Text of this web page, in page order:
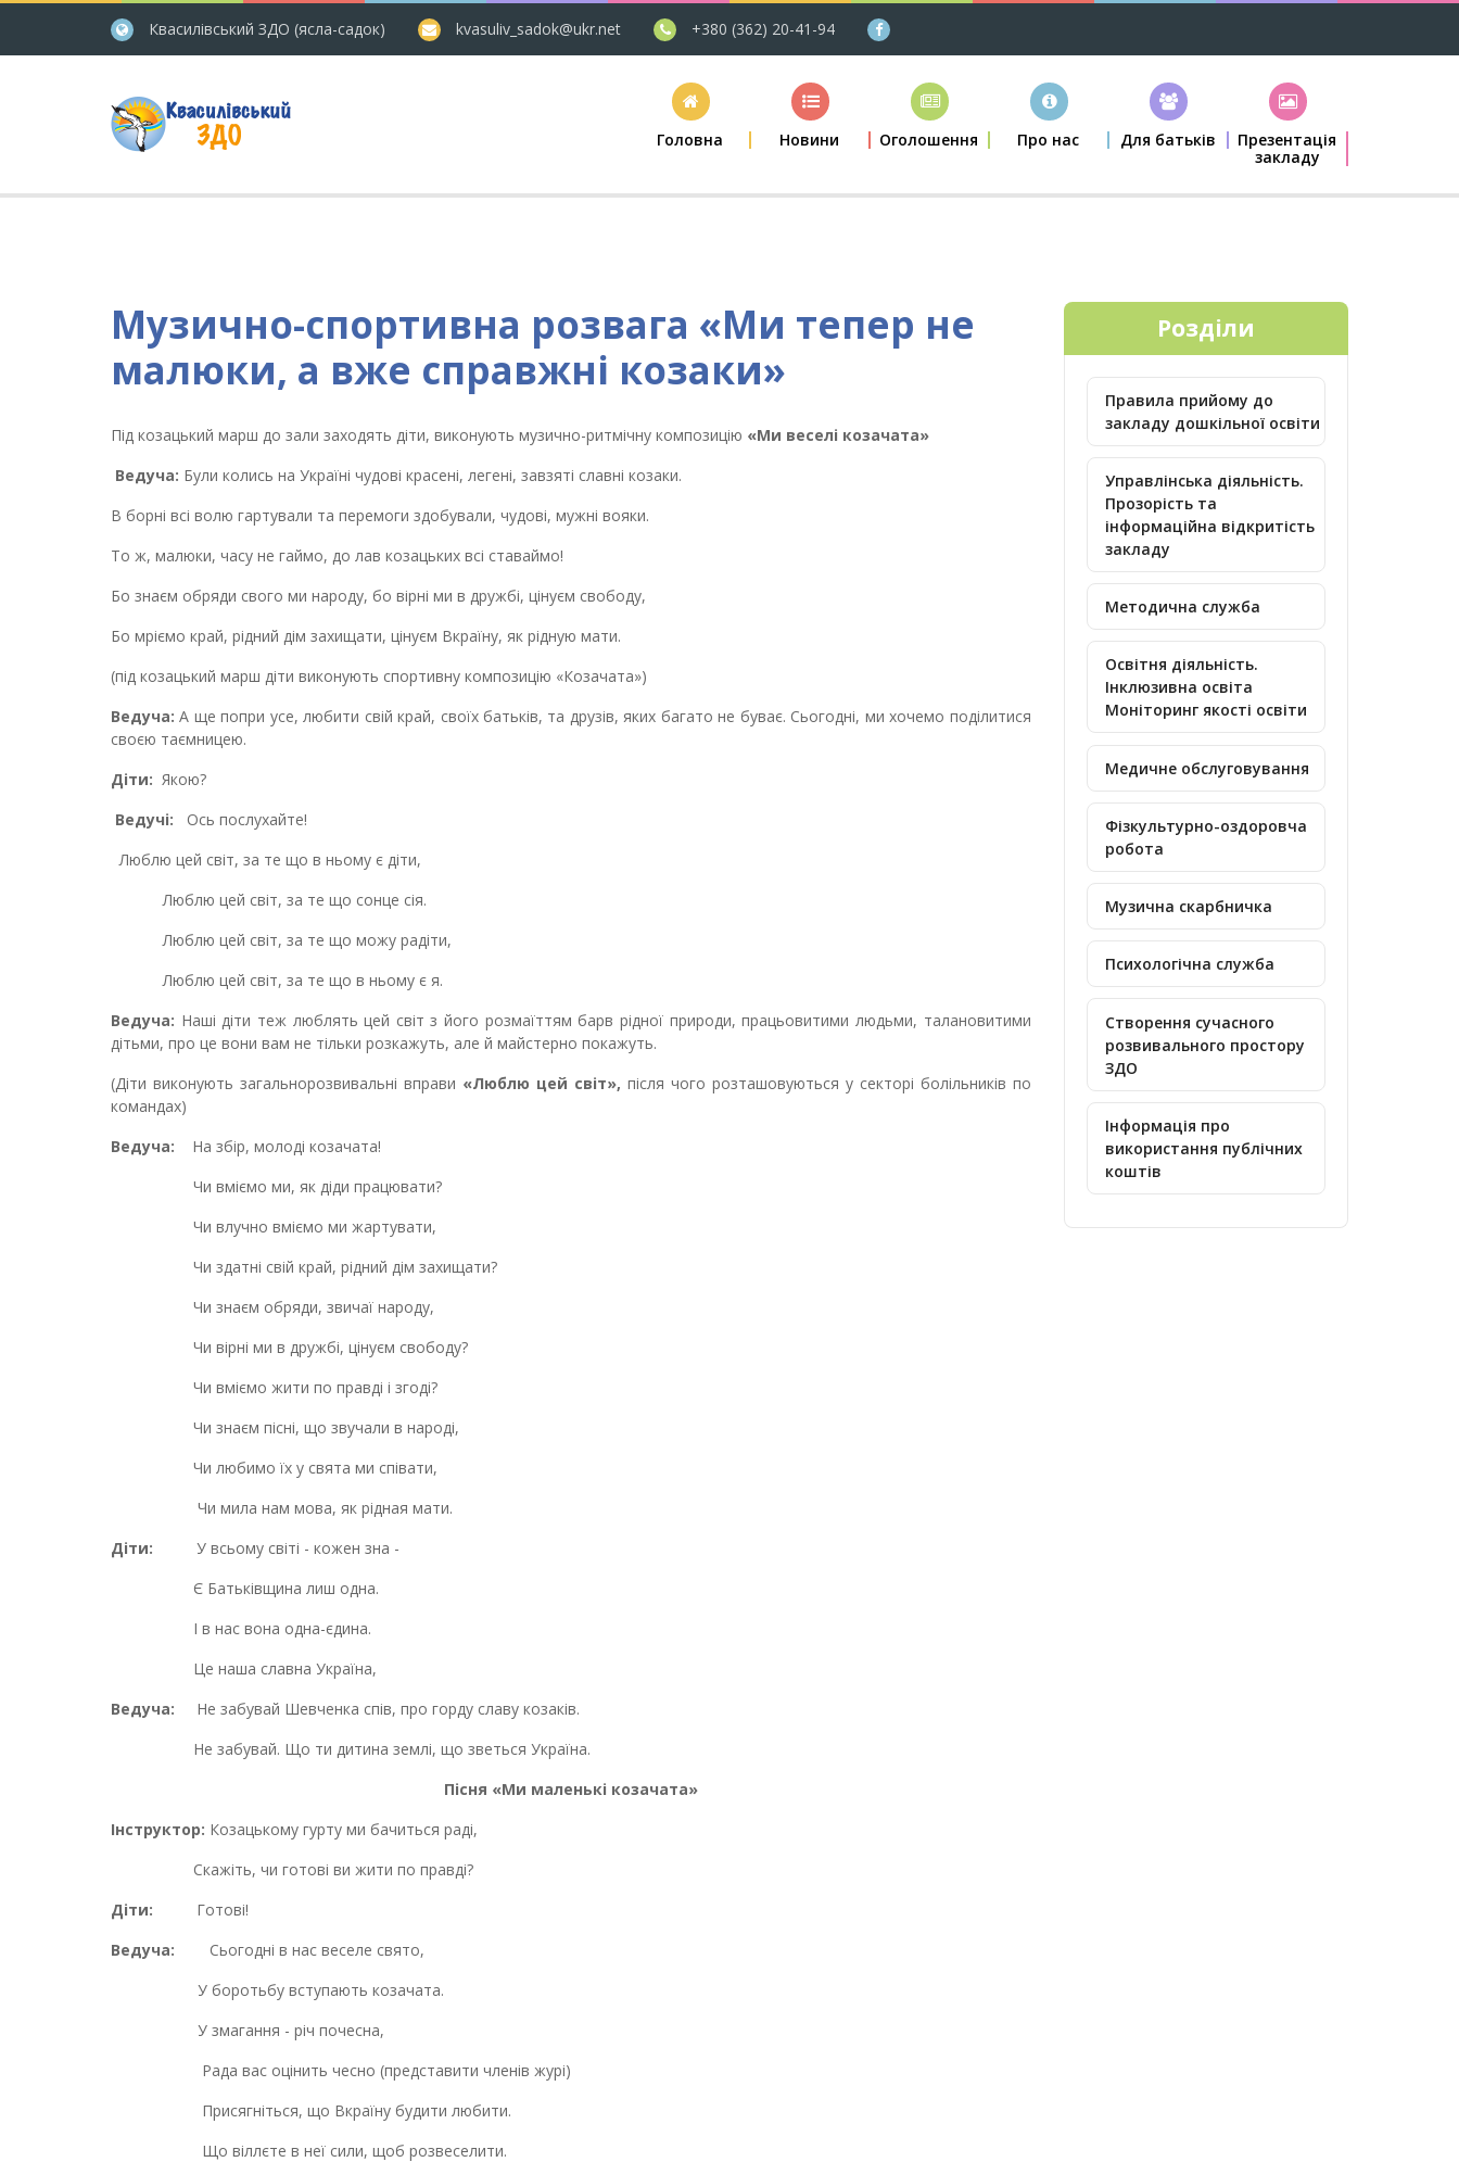
Квасилівський ЗДО (ясла-садок) kvasuliv_sadok@ukr.net +380 (362) 20-41-94
Головна Новини Оголошення Про нас Для батьків
Презентація
закладу
Музично-спортивна розвага «Ми тепер не
малюки, а вже справжні козаки»
Під козацький марш до зали заходять діти, виконують музично-ритмічну композицію «Ми веселі козачата»
Ведуча: Були колись на Україні чудові красені, легені, завзяті славні козаки.
В борні всі волю гартували та перемоги здобували, чудові, мужні вояки.
То ж, малюки, часу не гаймо, до лав козацьких всі ставаймо!
Бо знаєм обряди свого ми народу, бо вірні ми в дружбі, цінуєм свободу,
Бо мріємо край, рідний дім захищати, цінуєм Вкраїну, як рідную мати.
(під козацький марш діти виконують спортивну композицію «Козачата»)
Ведуча: А ще попри усе, любити свій край, своїх батьків, та друзів, яких багато не буває. Сьогодні, ми хочемо поділитися
своєю таємницею.
Діти: Якою?
Ведучі: Ось послухайте!
Люблю цей світ, за те що в ньому є діти,
Люблю цей світ, за те що сонце сія.
Люблю цей світ, за те що можу радіти,
Люблю цей світ, за те що в ньому є я.
Ведуча: Наші діти теж люблять цей світ з його розмаїттям барв рідної природи, працьовитими людьми, талановитими
дітьми, про це вони вам не тільки розкажуть, але й майстерно покажуть.
(Діти виконують загальнорозвивальні вправи «Люблю цей світ», після чого розташовуються у секторі болільників по
командах)
Ведуча: На збір, молоді козачата!
Чи вміємо ми, як діди працювати?
Чи влучно вміємо ми жартувати,
Чи здатні свій край, рідний дім захищати?
Чи знаєм обряди, звичаї народу,
Чи вірні ми в дружбі, цінуєм свободу?
Чи вміємо жити по правді і згоді?
Чи знаєм пісні, що звучали в народі,
Чи любимо їх у свята ми співати,
Чи мила нам мова, як рідная мати.
Діти: У всьому світі - кожен зна -
Є Батьківщина лиш одна.
І в нас вона одна-єдина.
Це наша славна Україна,
Ведуча: Не забувай Шевченка спів, про горду славу козаків.
Не забувай. Що ти дитина землі, що зветься Україна.
Пісня «Ми маленькі козачата»
Інструктор: Козацькому гурту ми бачиться раді,
Скажіть, чи готові ви жити по правді?
Діти: Готові!
Ведуча: Сьогодні в нас веселе свято,
У боротьбу вступають козачата.
У змагання - річ почесна,
Рада вас оцінить чесно (представити членів журі)
Присягніться, що Вкраїну будити любити.
Що віллєте в неї сили, щоб розвеселити.
Розділи
Правила прийому до
закладу дошкільної освіти
Управлінська діяльність.
Прозорість та
інформаційна відкритість
закладу
Методична служба
Освітня діяльність.
Інклюзивна освіта
Моніторинг якості освіти
Медичне обслуговування
Фізкультурно-оздоровча
робота
Музична скарбничка
Психологічна служба
Створення сучасного
розвивального простору
ЗДО
Інформація про
використання публічних
коштів